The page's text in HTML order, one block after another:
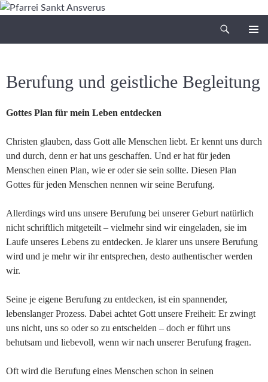
Zum
Berufung und geistliche Begleitung
Gottes Plan für mein Leben entdecken
Christen glauben, dass Gott alle Menschen liebt. Er kennt uns durch
und durch, denn er hat uns geschaffen. Und er hat für jeden
Menschen einen Plan, wie er oder sie sein sollte. Diesen Plan
Gottes für jeden Menschen nennen wir seine Berufung.
Allerdings wird uns unsere Berufung bei unserer Geburt natürlich
nicht schriftlich mitgeteilt – vielmehr sind wir eingeladen, sie im
Laufe unseres Lebens zu entdecken. Je klarer uns unsere Berufung
wird und je mehr wir ihr entsprechen, desto authentischer werden
wir.
Seine je eigene Berufung zu entdecken, ist ein spannender,
lebenslanger Prozess. Dabei achtet Gott unsere Freiheit: Er zwingt
uns nicht, uns so oder so zu entscheiden – doch er führt uns
behutsam und liebevoll, wenn wir nach unserer Berufung fragen.
Oft wird die Berufung eines Menschen schon in seinen